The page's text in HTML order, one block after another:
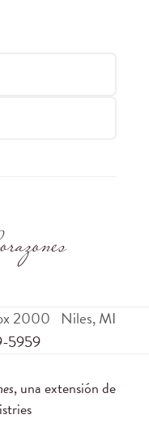
2000 Niles,MI
5959
, una extensión de